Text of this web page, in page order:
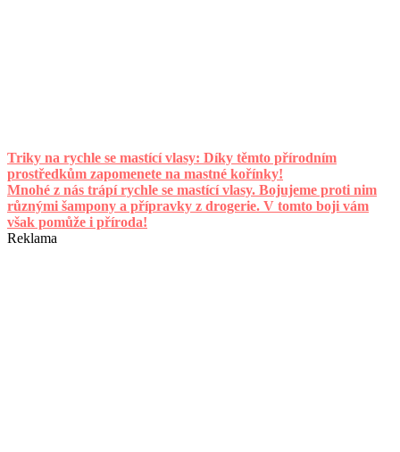
Triky na rychle se mastící vlasy: Díky těmto přírodním
prostředkům zapomenete na mastné kořínky!
Mnohé z nás trápí rychle se mastící vlasy. Bojujeme proti nim
různými šampony a přípravky z drogerie. V tomto boji vám
však pomůže i příroda!
Reklama